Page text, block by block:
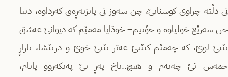
ئی دڵتە چراوی کوشنانێ، چن سەوز ئی پایزتەڕەق کەرداوە، دنیا
چن سەرێع خولیاوە و چۆپیم– خوڎایا مەمێم کە دیوانێ عەشق
بێنێ لوێ، کە چەمێم کتێبێ عەتر بێنێ خوێ و دزیێشا، بازاڕ
جمەش ئێ چەنەم و هیچ..باخ پەڕ بێ پەیکەروو پایام،